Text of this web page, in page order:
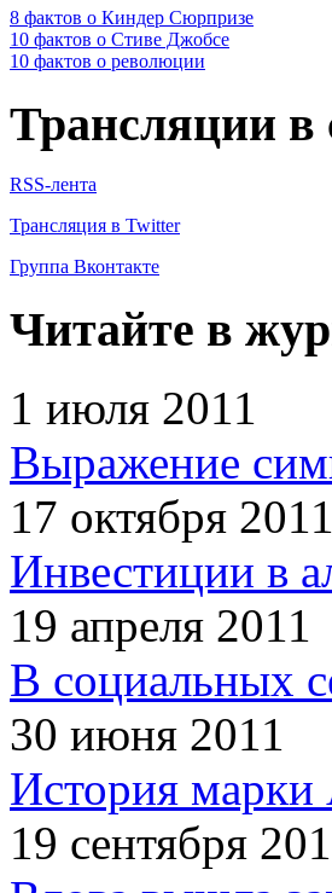
8 фактов о Киндер Сюрпризе
10 фактов о Стиве Джобсе
10 фактов о революции
Трансляции в
RSS-лента
Трансляция в Twitter
Группа Вконтакте
Читайте в
1 июля 2011
Выражение
17 октября 2011
Инвестиции в
19 апреля 2011
В социальных
30 июня 2011
История марки
19 сентября